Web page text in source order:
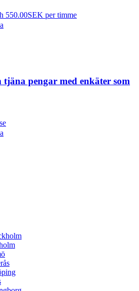
550.00SEK per timme
pengar med enkäter som